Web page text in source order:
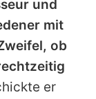
und
mit
ob
er